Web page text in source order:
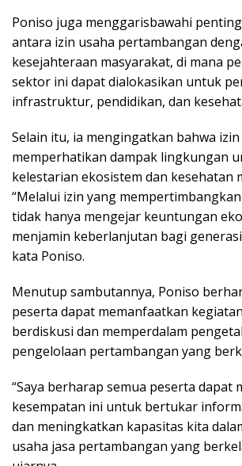
Poniso juga menggarisbawahi
antara izin usaha pertambangan
kesejahteraan masyarakat, di mana
sektor ini dapat dialokasikan untuk
infrastruktur, pendidikan, dan
Selain itu, ia mengingatkan bahwa
memperhatikan dampak lingkungan
kelestarian ekosistem dan kesehatan
“Melalui izin yang
tidak hanya mengejar keuntungan
menjamin keberlanjutan bagi
kata Poniso.
Menutup sambutannya, Poniso
peserta dapat memanfaatkan
berdiskusi dan memperdalam
pengelolaan pertambangan yang
“Saya berharap semua peserta dapat
kesempatan ini untuk bertukar
dan meningkatkan kapasitas kita
usaha jasa pertambangan yang